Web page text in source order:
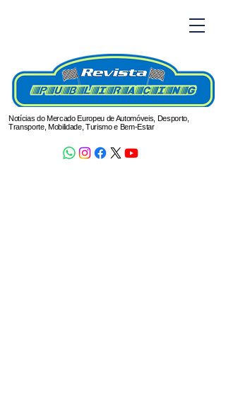
Notícias do Mercado Europeu de Automóveis, Desporto,
Transporte, Mobilidade, Turismo e Bem-Estar